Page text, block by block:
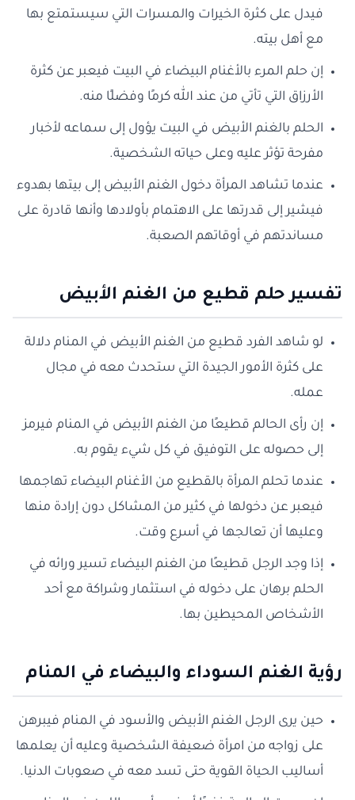
فيدل على كثرة الخيرات والمسرات التي سيستمتع بها
مع أهل بيته.
إن حلم المرء بالأغنام البيضاء في البيت فيعبر عن كثرة
الأرزاق التي تأتي من عند الله كرمًا وفضلًا منه.
الحلم بالغنم الأبيض في البيت يؤول إلى سماعه لأخبار
مفرحة تؤثر عليه وعلى حياته الشخصية.
عندما تشاهد المرأة دخول الغنم الأبيض إلى بيتها بهدوء
فيشير إلى قدرتها على الاهتمام بأولادها وأنها قادرة على
مساندتهم في أوقاتهم الصعبة.
تفسير حلم قطيع من الغنم الأبيض
لو شاهد الفرد قطيع من الغنم الأبيض في المنام دلالة
على كثرة الأمور الجيدة التي ستحدث معه في مجال
عمله.
إن رأى الحالم قطيعًا من الغنم الأبيض في المنام فيرمز
إلى حصوله على التوفيق في كل شيء يقوم به.
عندما تحلم المرأة بالقطيع من الأغنام البيضاء تهاجمها
فيعبر عن دخولها في كثير من المشاكل دون إرادة منها
وعليها أن تعالجها في أسرع وقت.
إذا وجد الرجل قطيعًا من الغنم البيضاء تسير ورائه في
الحلم برهان على دخوله في استثمار وشراكة مع أحد
الأشخاص المحيطين بها.
رؤية الغنم السوداء والبيضاء في المنام
حين يرى الرجل الغنم الأبيض والأسود في المنام فيبرهن
على زواجه من امرأة ضعيفة الشخصية وعليه أن يعلمها
أساليب الحياة القوية حتى تسد معه في صعوبات الدنيا.